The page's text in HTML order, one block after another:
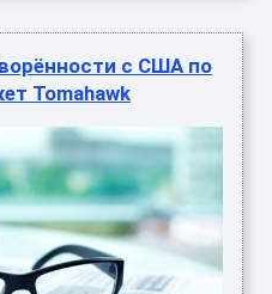
с США по
Tomahawk